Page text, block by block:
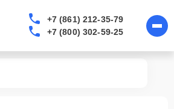
+7 (861) 212-35-79
+7 (800) 302-59-25